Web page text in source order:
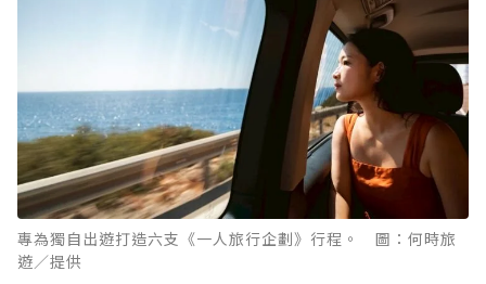
專為獨自出遊打造六支《一人旅行企劃》行程。 圖：何時旅
遊／提供